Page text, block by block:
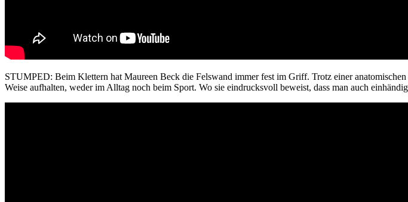
STUMPED: Beim Klettern hat Maureen Beck die Felswand immer fest im Griff. Trotz einer
Weise aufhalten, weder im Alltag noch beim Sport. Wo sie eindrucksvoll beweist, dass man auch